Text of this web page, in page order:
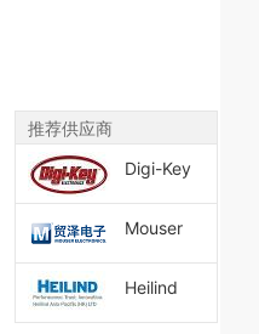
推荐供应商
Digi-Key
Mouser
Heilind